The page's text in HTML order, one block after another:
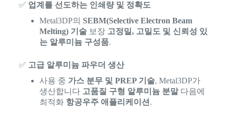
✅ 업계를 선도하는 인쇄량 및 정확도
Metal3DP의 SEBM(Selective Electron Beam
Melting) 기술보장 고정밀, 고밀도 및 신뢰성 있
는 알루미늄 구성품.
✅ 고급 알루미늄 파우더 생산
사용 중 가스 분무 및 PREP 기술, Metal3DP가
생산합니다 고품질 구형 알루미늄 분말다음에
최적화 항공우주 애플리케이션 .